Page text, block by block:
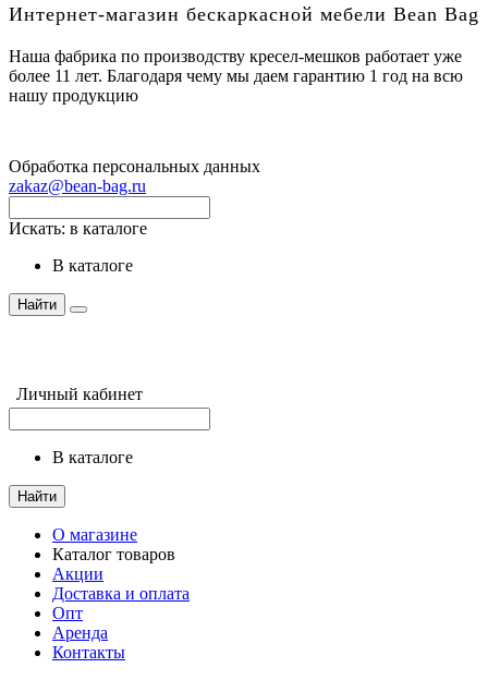
Интернет-магазин бескаркасной мебели Bean Bag
Наша фабрика по производству кресел-мешков работает уже
более 11 лет. Благодаря чему мы даем гарантию 1 год на всю
нашу продукцию
Обработка персональных данных
zakaz@bean-bag.ru
Искать: в каталоге
в каталоге
Найти
Личный кабинет
в каталоге
Найти
О магазине
Каталог товаров
Акции
Доставка и оплата
Опт
Аренда
Контакты